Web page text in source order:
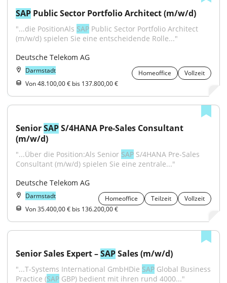
SAP Public Sector Portfolio Architect (m/w/d)
"...die PositionAls SAP Public Sector Portfolio Architect
(m/w/d) spielen Sie eine entscheidende Rolle..."
Deutsche Telekom AG
Darmstadt Homeoffice
Vollzeit
Von 48.100,00 € bis 137.800,00 €
Senior SAP S/4HANA Pre-Sales Consultant
(m/w/d)
"...Über die Position:Als Senior SAP S/4HANA Pre-Sales
Consultant (m/w/d) spielen Sie eine zentrale..."
Deutsche Telekom AG
Darmstadt Homeoffice Teilzeit
Vollzeit
Von 35.400,00 € bis 136.200,00 €
Senior Sales Expert – SAP Sales (m/w/d)
"...T-Systems International GmbHDie SAP Global Business
Practice (SAP GBP) bedient mit ihren rund 4000..."